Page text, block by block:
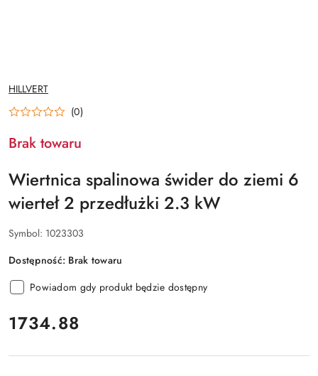
NAZWA
PRODUCENTA:
HILLVERT
(0)
Brak towaru
Wiertnica spalinowa świder do ziemi 6
wierteł 2 przedłużki 2.3 kW
Symbol: 1023303
Dostępność: Brak towaru
Powiadom gdy produkt będzie dostępny
cena:
1734.88